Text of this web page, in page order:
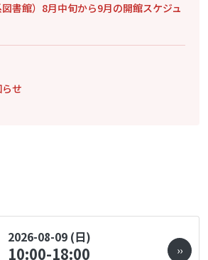
図書館）8月中旬から9月の開館スケジュ
せ
››
2026-08-09 (日)
10:00-18:00